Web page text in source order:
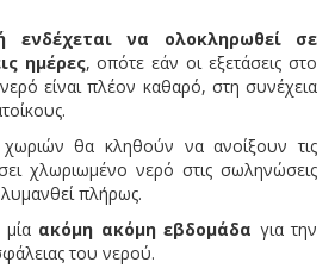
ενδέχεται να ολοκληρωθεί σε
ημέρες, οπότε εάν οι εξετάσεις στο
είναι πλέον καθαρό, στη συνέχεια
θα κληθούν να ανοίξουν τις
χλωριωμένο νερό στις σωληνώσεις
πλήρως.
ακόμη ακόμη εβδομάδα για την
του νερού.